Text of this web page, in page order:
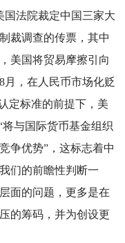
国法院裁定中国三家大
裁调查的传票，其中
美国将贸易摩擦引向
月，在人民币市场化贬
定标准的前提下，美
与国际货币基金组织
争优势”，这标志着中
们的前瞻性判断一
面的问题，更多是在
的筹码，并为创设更